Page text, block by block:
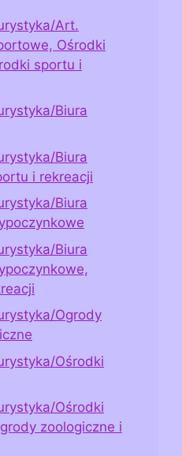
Art.
Ośrodki
sportu i
Biura
Biura
i rekreacji
Biura
Biura
Ogrody
Ośrodki
Ośrodki
zoologiczne i